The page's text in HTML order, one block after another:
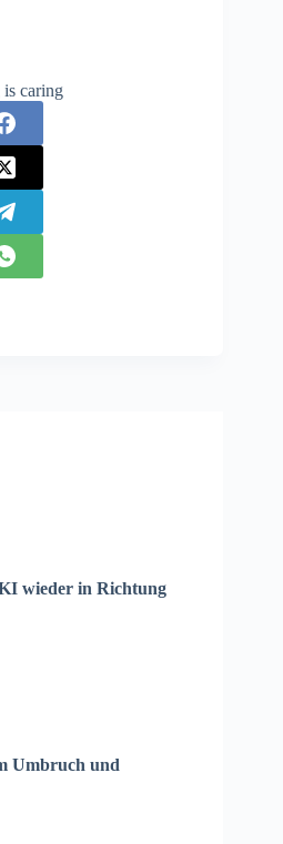
is caring
wieder in Richtung
Umbruch und